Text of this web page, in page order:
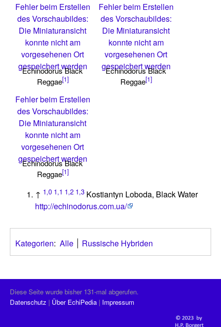
Fehler beim Erstellen
des Vorschaubildes:
Die Miniaturansicht
konnte nicht am
vorgesehenen Ort
gespeichert werden
Echinodorus Black
Reggae[1]
Fehler beim Erstellen
des Vorschaubildes:
Die Miniaturansicht
konnte nicht am
vorgesehenen Ort
gespeichert werden
Echinodorus Black
Reggae[1]
Fehler beim Erstellen
des Vorschaubildes:
Die Miniaturansicht
konnte nicht am
vorgesehenen Ort
gespeichert werden
Echinodorus Black
Reggae[1]
↑ 1,0 1,1 1,2 1,3 Kostiantyn Loboda, Black Water
http://echinodorus.com.ua/
Kategorien: Alle Russische Hybriden
Diese Seite wurde bisher 131-mal abgerufen.
Datenschutz
Über EchiPedia Impressum